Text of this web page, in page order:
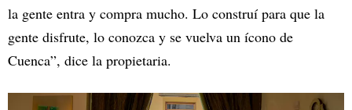
la gente entra y compra mucho. Lo construí para que la
gente disfrute, lo conozca y se vuelva un ícono de
Cuenca”, dice la propietaria.